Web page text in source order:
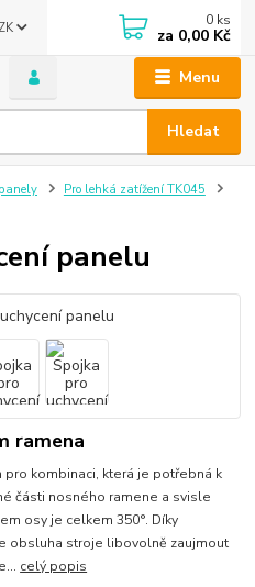
Menu
Hledat
0 ks
za 0,00 Kč
Pro lehká zatížení TK045
panelu
ramena
pro kombinaci, která je potřebná k
části nosného ramene a svisle
osy je celkem 350°. Díky
obsluha stroje libovolně zaujmout
celý popis